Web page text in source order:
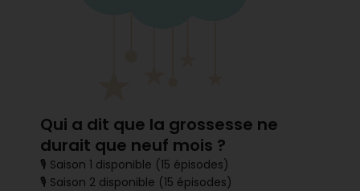
Qui a dit que la grossesse ne
durait que neuf mois ?
🎙 Saison 1 disponible (15 épisodes)
🎙 Saison 2 disponible (15 épisodes)